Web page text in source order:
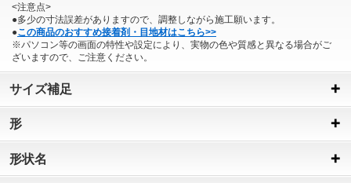
<注意点>
●多少の寸法誤差がありますので、調整しながら施工願います。
●この商品のおすすめ接着剤・目地材はこちら>>
※パソコン等の画面の特性や設定により、実物の色や質感と異なる場合がご
ざいますので、ご注意ください。
サイズ補足
形
形状名